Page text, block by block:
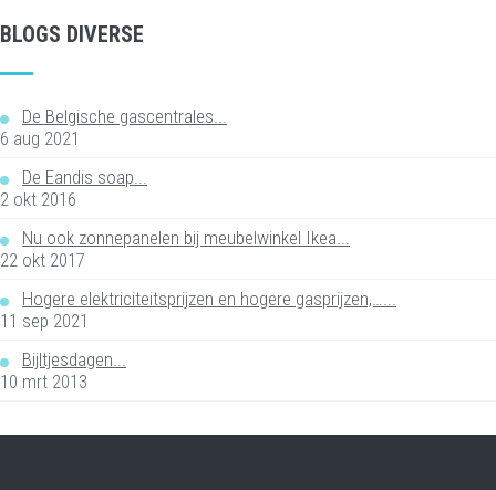
BLOGS DIVERSE
De Belgische gascentrales...
6 aug 2021
De Eandis soap...
2 okt 2016
Nu ook zonnepanelen bij meubelwinkel Ikea...
22 okt 2017
Hogere elektriciteitsprijzen en hogere gasprijzen,…...
11 sep 2021
Bijltjesdagen...
10 mrt 2013